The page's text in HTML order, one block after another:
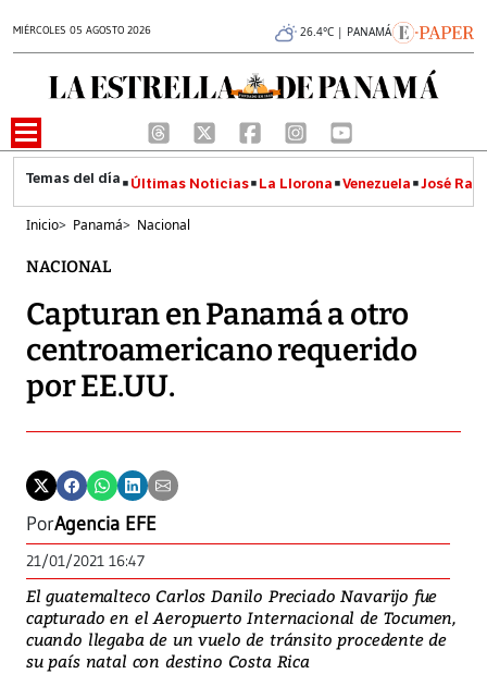
MIÉRCOLES 05 AGOSTO 2026 26.4°C | PANAMÁ
Últimas Noticias La Llorona Venezuela José
Inicio> Panamá> Nacional
NACIONAL
Capturan en Panamá a otro
centroamericano requerido
por EE.UU.
PorAgencia EFE
21/01/2021 16:47
El guatemalteco Carlos Danilo Preciado Navarijo fue
capturado en el Aeropuerto Internacional de Tocumen,
cuando llegaba de un vuelo de tránsito procedente de
su país natal con destino Costa Rica